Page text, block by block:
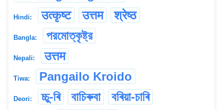
Hindi: उत्कृष्ट उत्तम श्रेष्ठ
Bangla: পরমোত্কৃষ্ট্র
Nepali: उत्तम
Tiwa: Pangailo Kroido
Deori: চ্চু-ৰি বাচিৰুবা বৰিয়া-চাৰি